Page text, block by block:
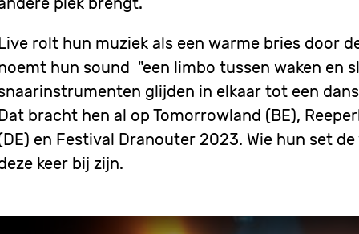
rolt hun muziek als een warme bries door
hun sound "een limbo tussen waken en
glijden in elkaar tot een
bracht hen al op Tomorrowland (BE),
en Festival Dranouter 2023. Wie hun set
keer bij zijn.